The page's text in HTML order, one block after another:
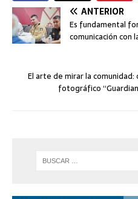
ANTERIOR
Es fundamental
comunicación con
El arte de mirar la comunidad:
fotográfico